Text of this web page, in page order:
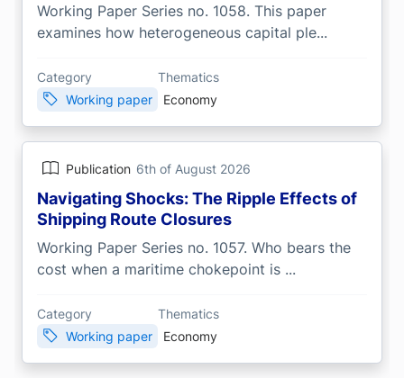
Working Paper Series no. 1058. This paper
examines how heterogeneous capital ple...
Category
Working paper
Thematics
Economy
Publication 6th of August 2026
Navigating Shocks: The Ripple Effects of
Shipping Route Closures
Working Paper Series no. 1057. Who bears the
cost when a maritime chokepoint is ...
Category
Working paper
Thematics
Economy